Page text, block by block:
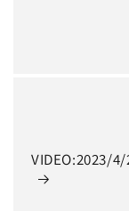
VIDEO:2023/